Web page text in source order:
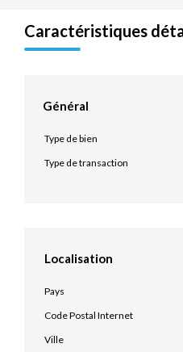
Caractéristiques
Général
Type de bien
Type de transaction
Localisation
Pays
Code Postal Internet
Ville